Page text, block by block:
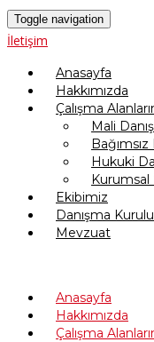
Toggle navigation
İletişim
Anasayfa
Hakkımızda
Çalışma
Mali
Hukuki
Ekibimiz
Danışma Kurulu
Mevzuat
Anasayfa
Hakkımızda
Çalışma